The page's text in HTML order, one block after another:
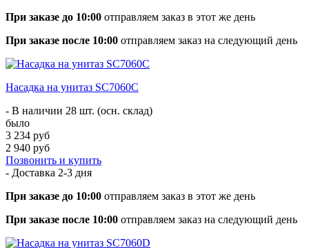
При заказе до 10:00 отправляем заказ в этот же день
При заказе после 10:00 отправляем заказ на следующий день
Насадка на унитаз SC7060С
- В наличии 28 шт. (осн. склад)
было
3 234 руб
2 940 руб
Позвонить и купить
- Доставка 2-3 дня
При заказе до 10:00 отправляем заказ в этот же день
При заказе после 10:00 отправляем заказ на следующий день